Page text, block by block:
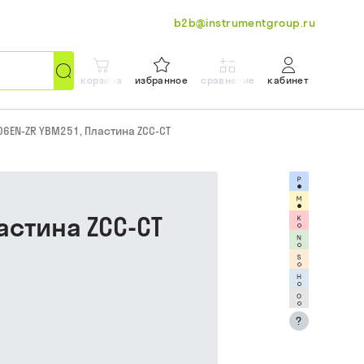
b2b@instrumentgroup.ru
корзина избранное сравнение кабинет
ZR YBM251, Пластина ZCC-CT
ZCC-CT
?